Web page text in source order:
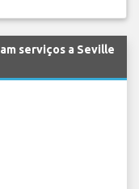
serviços a Seville